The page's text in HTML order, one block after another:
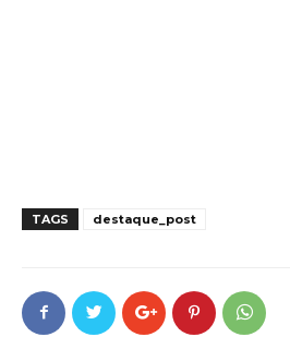
TAGS destaque_post